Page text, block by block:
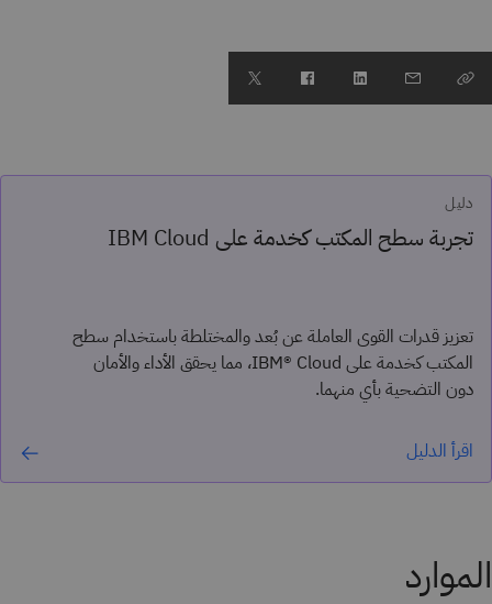
دليل
تجربة سطح المكتب كخدمة على IBM Cloud
تعزيز قدرات القوى العاملة عن بُعد والمختلطة باستخدام سطح
المكتب كخدمة على IBM® Cloud، مما يحقق الأداء والأمان
دون التضحية بأي منهما.
اقرأ الدليل
الموارد